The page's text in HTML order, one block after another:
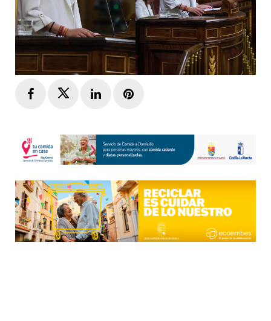
FacebookTwitterLinkedInPinterest